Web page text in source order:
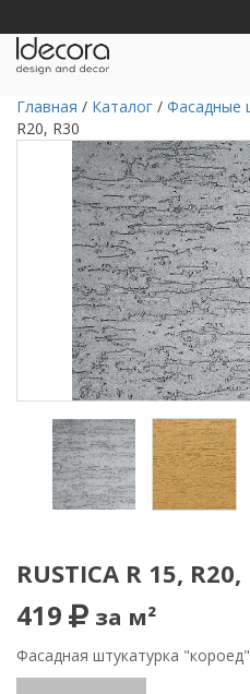
Главная / Каталог / Фасадные
R20, R30
RUSTICA R 15, R20,
419 за м²
Фасадная штукатурка "короед"